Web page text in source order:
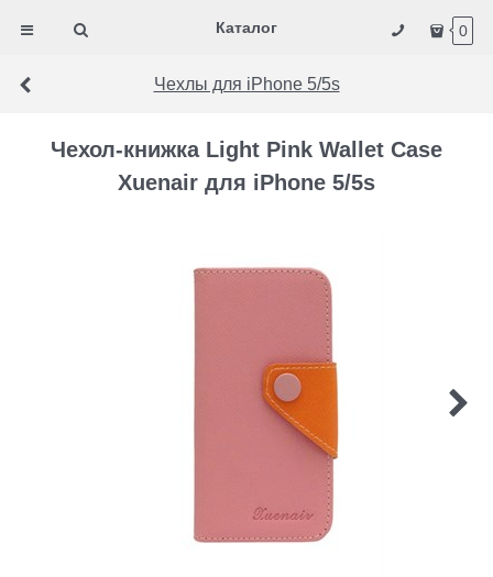
Каталог 0
Чехлы для iPhone 5/5s
Чехол-книжка Light Pink Wallet Case
Xuenair для iPhone 5/5s